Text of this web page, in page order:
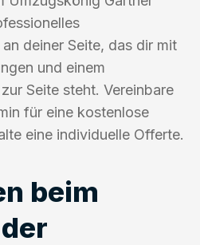
deiner Seite, das dir mit
und einem
Seite steht. Vereinbare
für eine kostenlose
eine individuelle Offerte.
beim